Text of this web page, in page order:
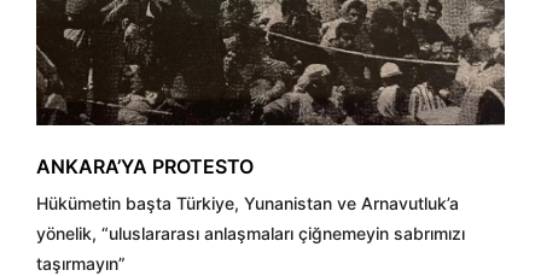
ANKARA’YA PROTESTO
Hükümetin başta Türkiye, Yunanistan ve Arnavutluk’a
yönelik, “uluslararası anlaşmaları çiğnemeyin sabrımızı
taşırmayın”